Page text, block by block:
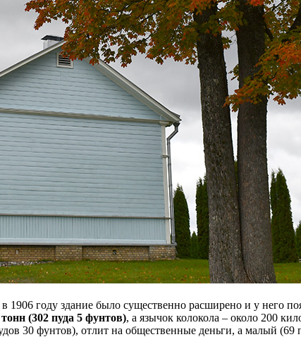
году здание было существенно расширено и у него
(302 пуда 5 фунтов), а язычок колокола – около 200
30 фунтов), отлит на общественные деньги, а малый